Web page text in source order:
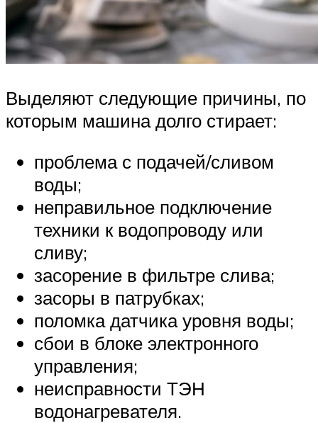
Выделяют следующие причины, по
которым машина долго стирает:
проблема с подачей/сливом
воды;
неправильное подключение
техники к водопроводу или
сливу;
засорение в фильтре слива;
засоры в патрубках;
поломка датчика уровня воды;
сбои в блоке электронного
управления;
неисправности ТЭН
водонагревателя.